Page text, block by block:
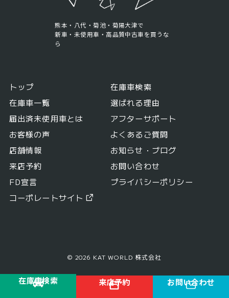
在庫車検索 来店予約 お問い合わせ
熊本・八代・菊池・菊陽大津で
新車・未使用車・高品質中古車を買うな
ら
トップ
在庫車検索
在庫車一覧
選ばれる理由
届出済未使用車とは
アフターサポート
お客様の声
よくあるご質問
店舗情報
お知らせ・ブログ
来店予約
お問い合わせ
FD宣言
プライバシーポリシー
コーポレートサイト
© 2026 KAT WORLD 株式会社